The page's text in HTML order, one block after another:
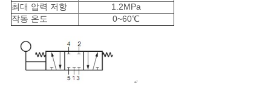
최대 압력 저항
1.2MPa
작동 온도
0~60℃